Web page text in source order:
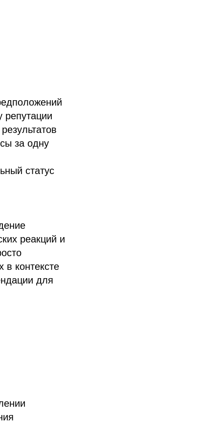
репутации
за одну
статус
реакций и
в контексте
для